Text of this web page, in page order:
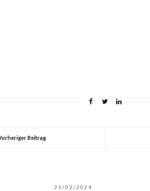
Beitrag
21/02/2024